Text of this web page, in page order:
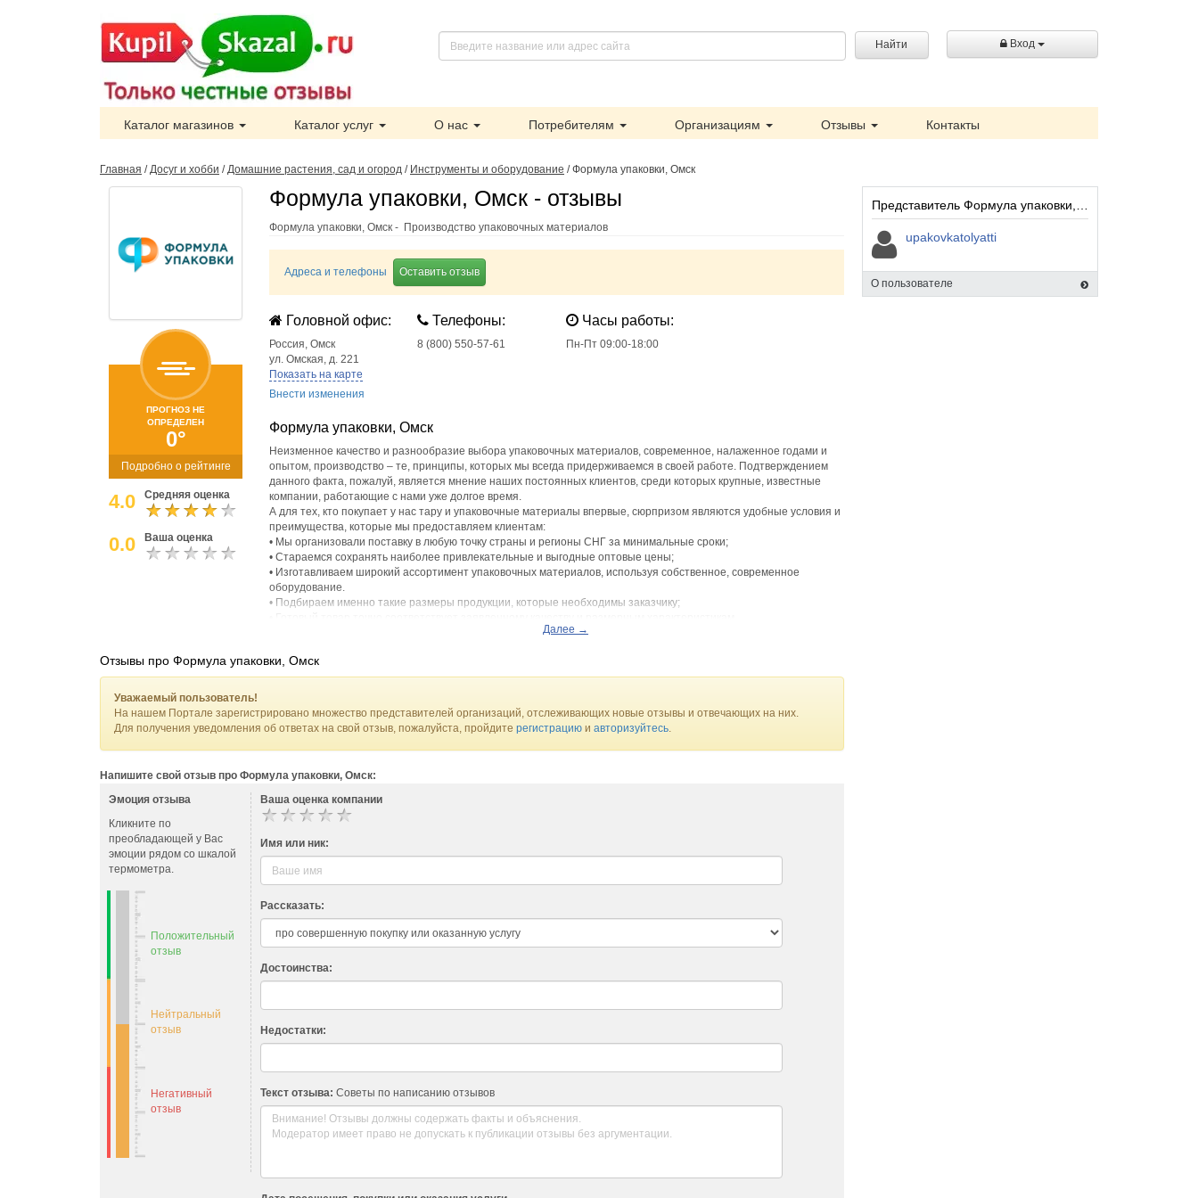
Найти Вход
Каталог магазинов Каталог услуг О нас Потребителям Организациям Отзывы Контакты
Главная /Досуг и хобби /Домашние растения, сад и огород / Инструменты и оборудование /Формула упаковки, Омск
ПРОГНОЗ НЕ
ОПРЕДЕЛЕН
0°
Подробно о рейтинге
4.0 Средняя оценка
0.0 Ваша оценка
Формула упаковки, Омск - отзывы
Формула упаковки, Омск - Производство упаковочных материалов
Адреса и телефоны Оставить отзыв
Головной офис:
Россия, Омск
ул. Омская, д. 221
Показать на карте
Внести изменения
Телефоны:
8 (800) 550-57-61
Часы работы:
Пн-Пт 09:00-18:00
Формула упаковки, Омск
Неизменное качество и разнообразие выбора упаковочных материалов, современное, налаженное годами и
опытом, производство – те, принципы, которых мы всегда придерживаемся в своей работе. Подтверждением
данного факта, пожалуй, является мнение наших постоянных клиентов, среди которых крупные, известные
компании, работающие с нами уже долгое время.
А для тех, кто покупает у нас тару и упаковочные материалы впервые, сюрпризом являются удобные условия и
преимущества, которые мы предоставляем клиентам:
• Мы организовали поставку в любую точку страны и регионы СНГ за минимальные сроки;
• Стараемся сохранять наиболее привлекательные и выгодные оптовые цены;
• Изготавливаем широкий ассортимент упаковочных материалов, используя собственное, современное
оборудование.
• Подбираем именно такие размеры продукции, которые необходимы заказчику;
• Обеспечиваем любой объем поставок для промышленности и складов.
государственным стандартам и техническим условиям. Внимательное отношение к своим обязательствам и
большой опыт позволяют нам быть уверенными в качестве товара и надежности доставки даже при отправке
Далее →
upakovkatolyatti
О пользователе
Отзывы про Формула упаковки, Омск
Уважаемый пользователь!
На нашем Портале зарегистрировано множество представителей организаций, отслеживающих новые отзывы и отвечающих на них.
Для получения уведомления об ответах на свой отзыв, пожалуйста, пройдите регистрацию и авторизуйтесь.
Напишите свой отзыв про Формула упаковки, Омск:
Эмоция отзыва
Кликните по
преобладающей у Вас
эмоции рядом со шкалой
термометра.
Положительный
отзыв
Нейтральный
отзыв
Негативный
отзыв
Ваша оценка компании
Имя или ник:
Рассказать:
Достоинства:
Недостатки:
Текст отзыва: Советы по написанию отзывов